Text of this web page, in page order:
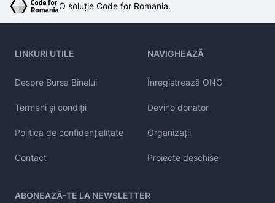
O soluție Code for Romania.
LINKURI UTILE
Despre Bursa Binelui
Termeni și condiții
Politica de confidențialitate
Contact
NAVIGHEAZĂ
Înregistrează ONG
Devino donator
Organizații
Proiecte deschise
ABONEAZĂ-TE LA NEWSLETTER